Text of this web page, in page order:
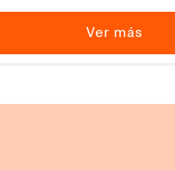
Ver más